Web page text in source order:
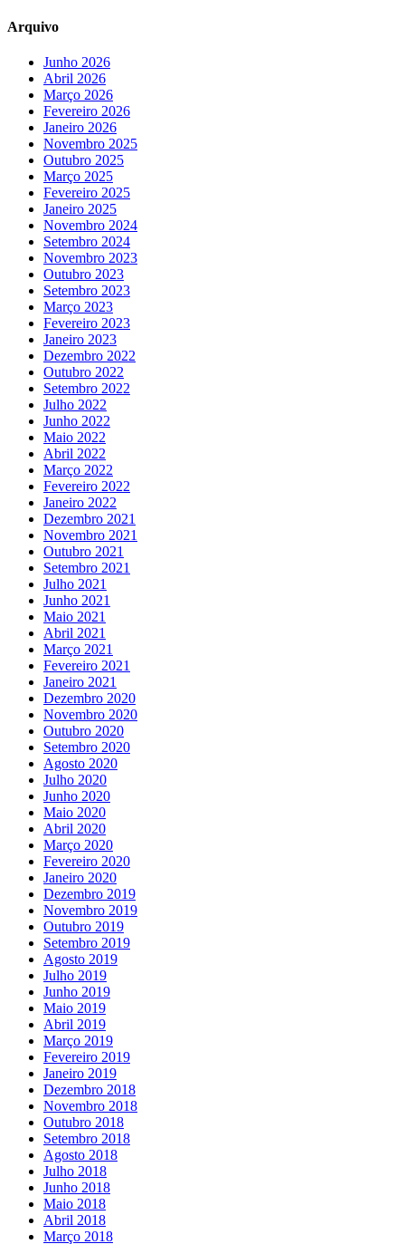
Arquivo
Junho 2026
Abril 2026
Março 2026
Fevereiro 2026
Janeiro 2026
Novembro 2025
Outubro 2025
Março 2025
Fevereiro 2025
Janeiro 2025
Novembro 2024
Setembro 2024
Novembro 2023
Outubro 2023
Setembro 2023
Março 2023
Fevereiro 2023
Janeiro 2023
Dezembro 2022
Outubro 2022
Setembro 2022
Julho 2022
Junho 2022
Maio 2022
Abril 2022
Março 2022
Fevereiro 2022
Janeiro 2022
Dezembro 2021
Novembro 2021
Outubro 2021
Setembro 2021
Julho 2021
Junho 2021
Maio 2021
Abril 2021
Março 2021
Fevereiro 2021
Janeiro 2021
Dezembro 2020
Novembro 2020
Outubro 2020
Setembro 2020
Agosto 2020
Julho 2020
Junho 2020
Maio 2020
Abril 2020
Março 2020
Fevereiro 2020
Janeiro 2020
Dezembro 2019
Novembro 2019
Outubro 2019
Setembro 2019
Agosto 2019
Julho 2019
Junho 2019
Maio 2019
Abril 2019
Março 2019
Fevereiro 2019
Janeiro 2019
Dezembro 2018
Novembro 2018
Outubro 2018
Setembro 2018
Agosto 2018
Julho 2018
Junho 2018
Maio 2018
Abril 2018
Março 2018